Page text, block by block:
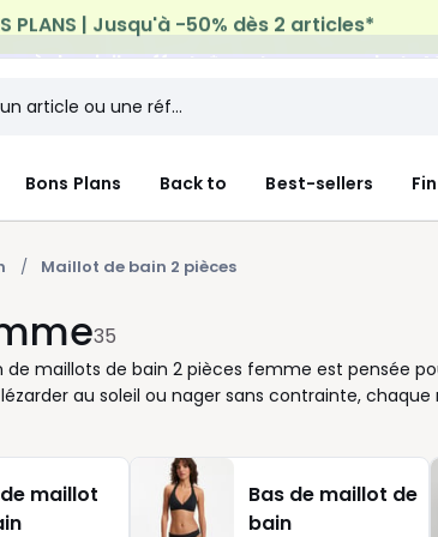
à domicile offerte*sur tous vos achats
Bons Plans Back to Best-sellers
Maillot de bain 2 pièces
35
maillots de bain 2 pièces femme est pensée
au soleil ou nager sans contrainte, chaque
dans la recherche du modèle idéal : un haut
de tailles et de coloris disponibles, il devient
un imprime audacieux ? À vous de choisir ce qui
qu’il vous facilite l’instant, du premier essayage
maillot
Bas de maillot de
bain